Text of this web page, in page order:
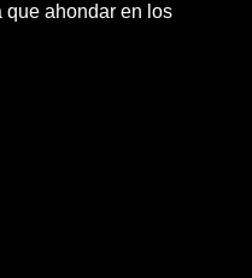
que ahondar en los